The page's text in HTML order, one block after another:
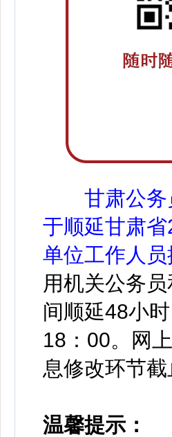
甘肃公务
于顺延甘肃
单位工作人
用机关公务
间顺延48小
18：00。网
息修改环节
温馨提示：